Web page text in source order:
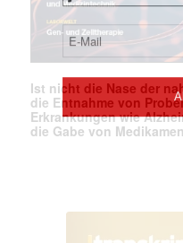
Ist nicht die Nase der
die Entnahme von
Erkrankungen wie
die Gabe von